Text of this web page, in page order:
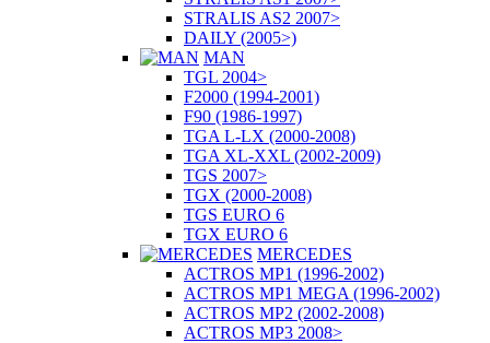
STRALIS AS2 2007>
DAILY (2005>)
MAN
TGL 2004>
F2000 (1994-2001)
F90 (1986-1997)
TGA L-LX (2000-2008)
TGA XL-XXL (2002-2009)
TGS 2007>
TGX (2000-2008)
TGS EURO 6
TGX EURO 6
MERCEDES
ACTROS MP1 (1996-2002)
ACTROS MP1 MEGA (1996-2002)
ACTROS MP2 (2002-2008)
ACTROS MP3 2008>